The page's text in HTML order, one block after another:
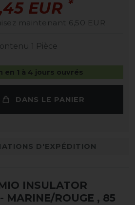
EUR *
maintenant 6,50 EUR
1 Pièce
en 1 à 4 jours ouvrés
DANS LE PANIER
D'EXPÉDITION
INSULATOR
MARINE/ROUGE , 85